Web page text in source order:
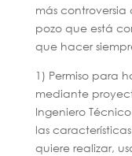
más
pozo que está
que hacer
1) Permiso para
mediante
Ingeniero
las
quiere realizar,